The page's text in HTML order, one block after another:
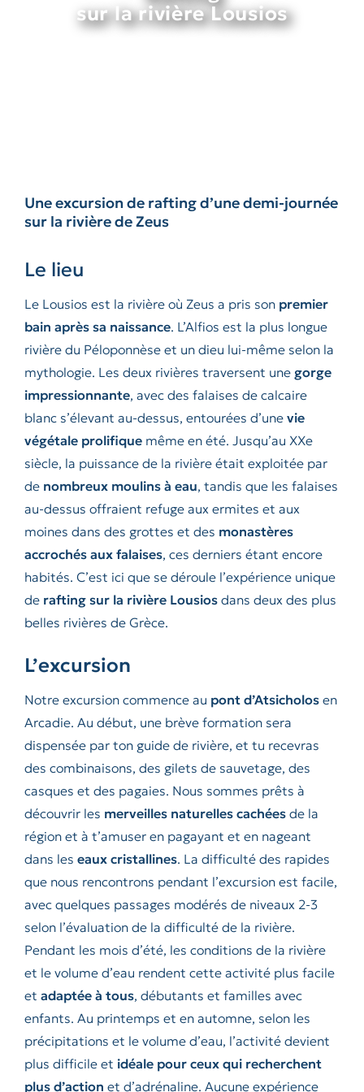
sur la rivière Lousios
Une excursion de rafting d’une demi-journée
sur la rivière de Zeus
Le lieu
Le Lousios est la rivière où Zeus a pris son premier
bain après sa naissance. L’Alfios est la plus longue
rivière du Péloponnèse et un dieu lui-même selon la
mythologie. Les deux rivières traversent une gorge
impressionnante, avec des falaises de calcaire
blanc s’élevant au-dessus, entourées d’une vie
végétale prolifiquemême en été. Jusqu’au XXe
siècle, la puissance de la rivière était exploitée par
de nombreux moulins à eau, tandis que les falaises
au-dessus offraient refuge aux ermites et aux
moines dans des grottes et des monastères
accrochés aux falaises, ces derniers étant encore
habités. C’est ici que se déroule l’expérience unique
de rafting sur la rivière Lousiosdans deux des plus
belles rivières de Grèce.
L’excursion
Notre excursion commence au pont d’Atsicholosen
Arcadie. Au début, une brève formation sera
dispensée par ton guide de rivière, et tu recevras
des combinaisons, des gilets de sauvetage, des
casques et des pagaies. Nous sommes prêts à
découvrir les merveilles naturelles cachéesde la
région et à t’amuser en pagayant et en nageant
dans les eaux cristallines. La difficulté des rapides
que nous rencontrons pendant l’excursion est facile,
avec quelques passages modérés de niveaux 2-3
selon l’évaluation de la difficulté de la rivière.
Pendant les mois d’été, les conditions de la rivière
et le volume d’eau rendent cette activité plus facile
et adaptée à tous, débutants et familles avec
enfants. Au printemps et en automne, selon les
précipitations et le volume d’eau, l’activité devient
plus difficile et idéale pour ceux qui recherchent
plus d’action et d’adrénaline. Aucune expérience